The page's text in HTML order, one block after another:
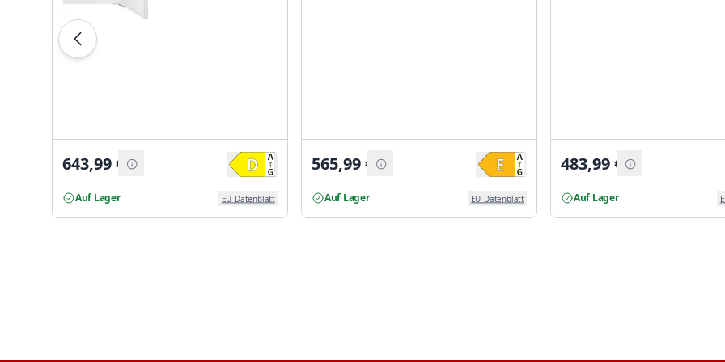
643,99€
Auf Lager EU-Datenblatt
565,99€
Auf Lager EU-Datenblatt
483,99€
Auf Lager